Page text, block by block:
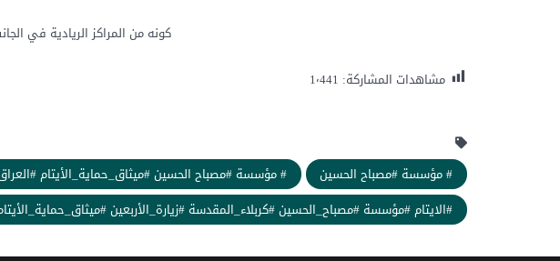
كونه من المراكز الريادية في
مشاهدات المشاركة: 1٬441
# مؤسسة #مصباح الحسين
# مؤسسة #مصباح الحسين #ميثاق_حماية_الأيتام
#الايتام #مؤسسة #مصباح_الحسين #كربلاء_المقدسة #زيارة_الأربعين